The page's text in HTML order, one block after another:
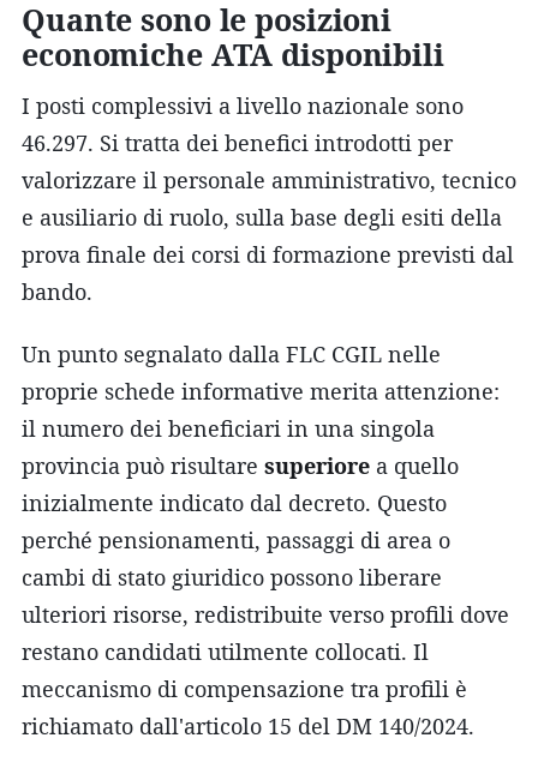
Quante sono le posizioni
economiche ATA disponibili
I posti complessivi a livello nazionale sono
46.297. Si tratta dei benefici introdotti per
valorizzare il personale amministrativo, tecnico
e ausiliario di ruolo, sulla base degli esiti della
prova finale dei corsi di formazione previsti dal
bando.
Un punto segnalato dalla FLC CGIL nelle
proprie schede informative merita attenzione:
il numero dei beneficiari in una singola
provincia può risultare superiore a quello
inizialmente indicato dal decreto. Questo
perché pensionamenti, passaggi di area o
cambi di stato giuridico possono liberare
ulteriori risorse, redistribuite verso profili dove
restano candidati utilmente collocati. Il
meccanismo di compensazione tra profili è
richiamato dall'articolo 15 del DM 140/2024.